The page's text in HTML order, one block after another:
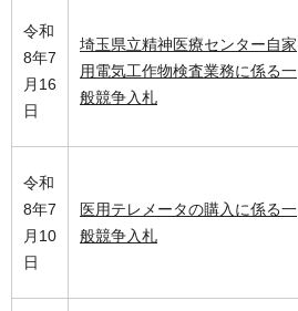
令和
8年7
月16
日
埼玉県立精神医療センター自家
用電気工作物検査業務に係る一
般競争入札
令和
8年7
月10
日
医用テレメータの購入に係る一
般競争入札